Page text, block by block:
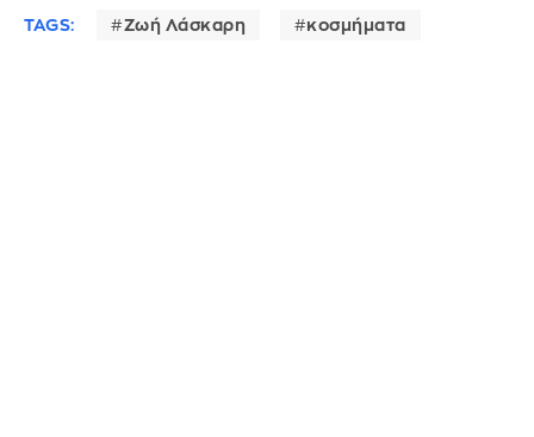
TAGS: Ζωή Λάσκαρη κοσμήματα